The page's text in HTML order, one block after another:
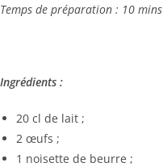
Temps de préparation : 10 mins
Ingrédients :
20 cl de lait ;
2 œufs ;
1 noisette de beurre ;